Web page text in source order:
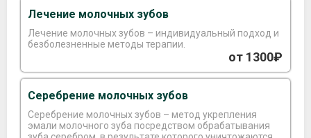
Лечение молочных зубов
Лечение молочных зубов – индивидуальный подход и
безболезненные методы терапии.
от 1300₽
Серебрение молочных зубов
Серебрение молочных зубов – метод укрепления
эмали молочного зуба посредством обрабатывания